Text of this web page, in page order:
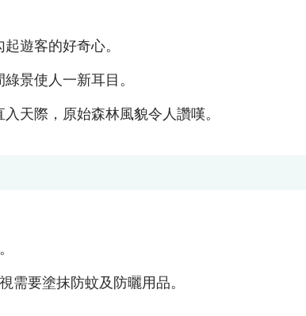
遊客的好奇心。
景使人一新耳目。
天際，原始森林風貌令人讚嘆。
需要塗抹防蚊及防曬用品。